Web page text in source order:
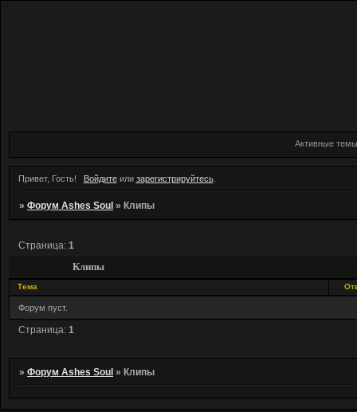
Активные темы
Привет, Гость! Войдитеили зарегистрируйтесь.
»Форум Ashes Soul »Клипы
Клипы
Страница:1
Тема
Форум пуст.
Страница:1
»Форум Ashes Soul » Клипы